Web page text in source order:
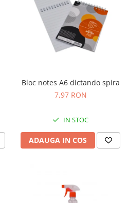
Bloc notes A6 dictando spira
7,97 RON
IN STOC
ADAUGA IN COS